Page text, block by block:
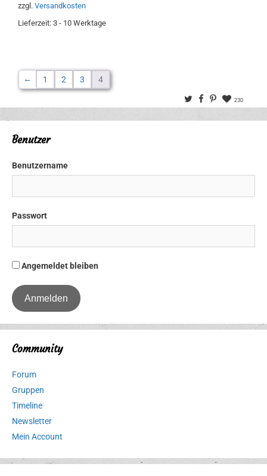
zzgl. Versandkosten
Lieferzeit: 3 - 10 Werktage
← 1 2 3 4
TwitterFacebook
Pinterest
230
Benutzer
Benutzername
Passwort
Angemeldet bleiben
Community
Forum
Gruppen
Timeline
Newsletter
Mein Account